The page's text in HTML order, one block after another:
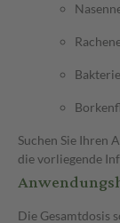
Suchen Sie Ihren
die vorliegende
Die Gesamtdosis